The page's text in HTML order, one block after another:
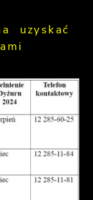
uzyskać